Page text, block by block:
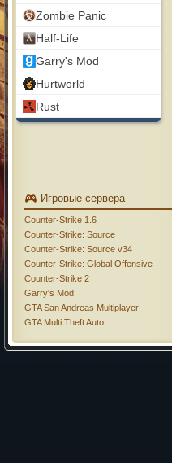
Zombie Panic
Half-Life
Garry's Mod
Hurtworld
Rust
Игровые сервера
Counter-Strike 1.6
Counter-Strike: Source
Counter-Strike: Source v34
Counter-Strike: Global Offensive
Counter-Strike 2
Garry's Mod
GTA San Andreas Multiplayer
GTA Multi Theft Auto